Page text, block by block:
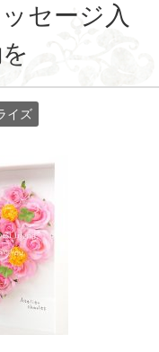
セージ入
イズ